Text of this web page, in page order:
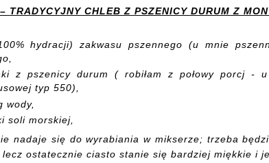
TRADYCYJNY CHLEB Z PSZENICY DURUM Z
hydracji)zakwasu pszennego (u mnie
z pszenicy durum ( robiłam z połowy porcj -
typ 550),
wody,
soli morskiej,
nadaje się do wyrabiania w mikserze; trzeba
ostatecznie ciasto stanie się bardziej miękkie i